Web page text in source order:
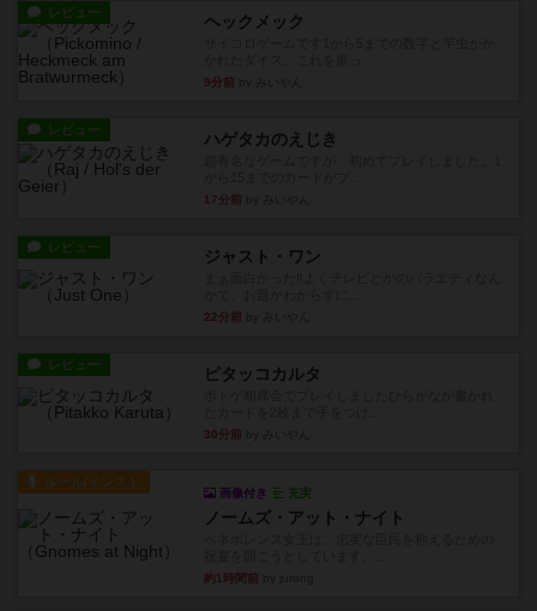
レビュー ヘックメック
9分前
レビュー ハゲタカのえじき
17分前
レビュー ジャスト・ワン
22分前
レビュー ピタッコカルタ
30分前
ルール/インスト
画像付き 充実
ノームズ・アット・ナイト
約1時間前